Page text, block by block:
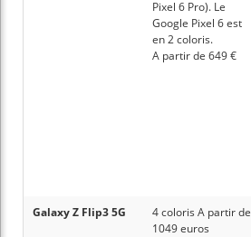
Pixel 6 Pro). Le
Google Pixel 6 est
en 2 coloris.
A partir de 649 €
Galaxy Z Flip3 5G
4 coloris A partir de
1049 euros